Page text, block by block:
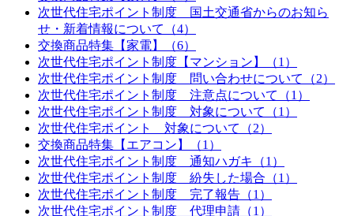
次世代住宅ポイント制度 国土交通省からのお知ら
せ・新着情報について（4）
交換商品特集【家電】（6）
次世代住宅ポイント制度【マンション】（1）
次世代住宅ポイント制度 問い合わせについて（2）
次世代住宅ポイント制度 注意点について（1）
次世代住宅ポイント制度 対象について（1）
次世代住宅ポイント 対象について（2）
交換商品特集【エアコン】（1）
次世代住宅ポイント制度 通知ハガキ（1）
次世代住宅ポイント制度 紛失した場合（1）
次世代住宅ポイント制度 完了報告（1）
次世代住宅ポイント制度 代理申請（1）